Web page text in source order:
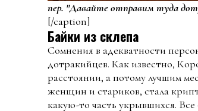
пер. "Давайте отправим туда
[/caption]
Байки из склепа
Сомнения в адекватности
дотракийцев. Как известно,
расстоянии, а потому лучшим
женщин и стариков, стала
какую-то часть укрывшихся.